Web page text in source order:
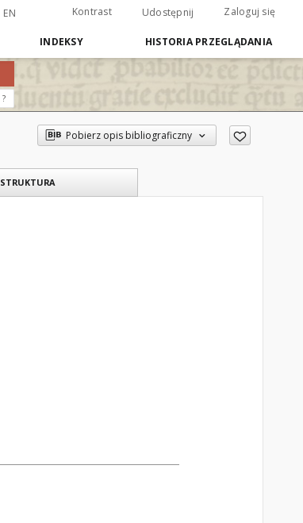
EN Kontrast Udostępnij Zaloguj się
INDEKSY HISTORIA PRZEGLĄDANIA
?
Pobierz opis bibliograficzny
STRUKTURA